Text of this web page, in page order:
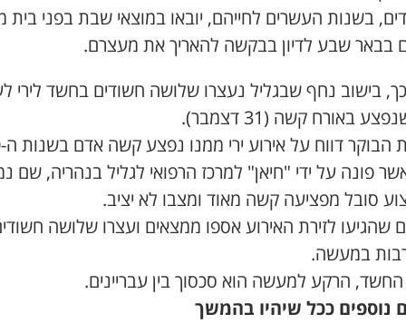
בשנות העשרים לחייהם, יובאו במוצאי שבת בפני
בבאר שבע לדיון בבקשה להאריך את מעצרם.
בישוב נחף שבגליל נעצרו שלושה חשודים בחשד לירי
באורח קשה (31 דצמבר).
אשר פונה על ידי "חיאן" למרכז הרפואי לגליל בנהריה, שם
סובל מפציעה קשה מאוד ומצבו לא יציב.
שהגיעו לזירת האירוע אספו ממצאים ועצרו שלושה
במעשה.
הרקע למעשה הוא סכסוך בין עבריינים.
נוספים ככל שיהיו בהמשך